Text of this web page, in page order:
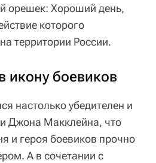
орешек: Хороший день,
которого
территории России.
икону боевиков
настолько убедителен и
Джона Макклейна, что
и героя боевиков прочно
А в сочетании с